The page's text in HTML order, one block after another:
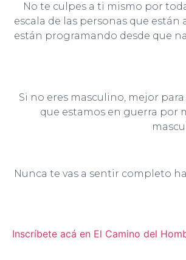
No te culpes a ti mismo por
escala de las personas que
están programando desde que
Si no eres masculino, mejor
que estamos en guerra por
Nunca te vas a sentir completo
Inscríbete acá en El Camino del